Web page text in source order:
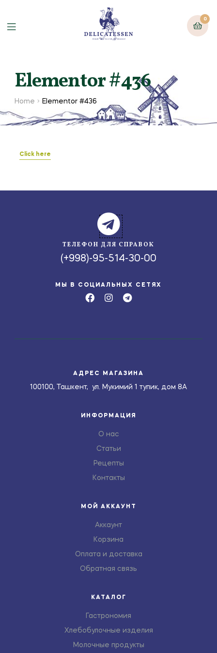
0
Elementor #436
Home Elementor #436
Click here
ТЕЛЕФОН ДЛЯ СПРАВОК
(+998)-95-514-30-00
МЫ В СОЦИАЛЬНЫХ СЕТЯХ
АДРЕС МАГАЗИНА
100100, Ташкент, ул. Мукимий 1 тупик, дом 8А
ИНФОРМАЦИЯ
О нас
Статьи
Рецепты
Контакты
МОЙ АККАУНТ
Аккаунт
Корзина
Оплата и доставка
Обратная связь
КАТАЛОГ
Гастрономия
Хлебобулочные изделия
Молочные продукты